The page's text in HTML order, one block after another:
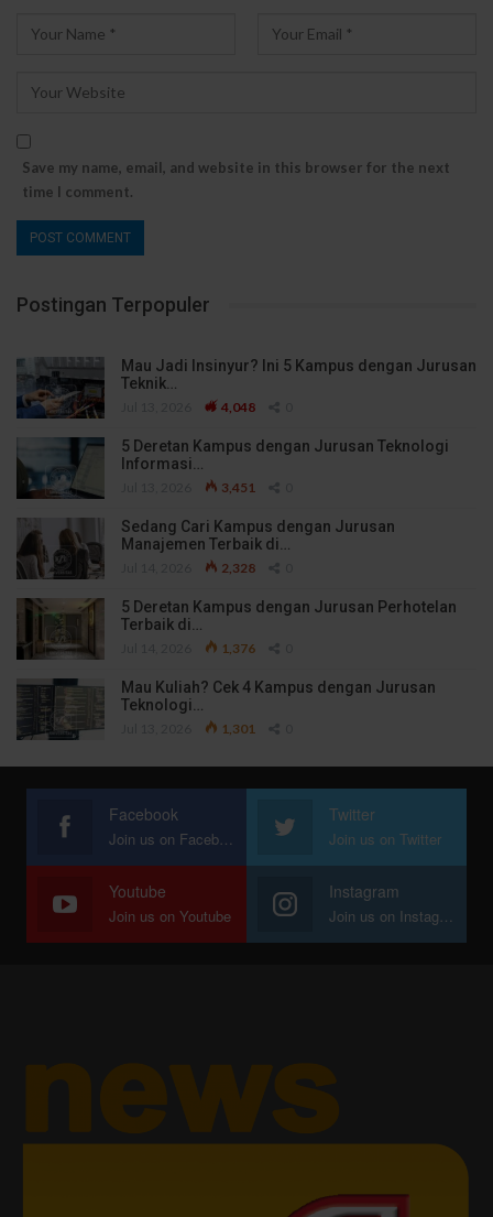
Save my name, email, and website in this browser for the next
time I comment.
Postingan Terpopuler
Mau Jadi Insinyur? Ini 5 Kampus dengan Jurusan
Teknik…
4,048
5 Deretan Kampus dengan Jurusan Teknologi
Informasi…
3,451
Sedang Cari Kampus dengan Jurusan
Manajemen Terbaik di…
2,328
5 Deretan Kampus dengan Jurusan Perhotelan
Terbaik di…
1,376
Mau Kuliah? Cek 4 Kampus dengan Jurusan
Teknologi…
1,301
Facebook
Join us on Facebook
Twitter
Join us on Twitter
Youtube
Join us on Youtube
Instagram
Join us on Instagram